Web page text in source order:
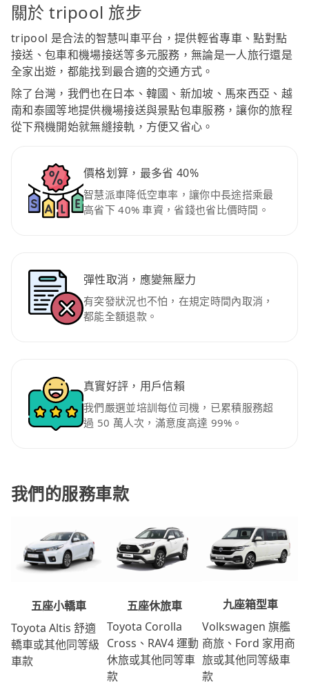
關於 tripool 旅步
tripool 是合法的智慧叫車平台，提供輕省專車、點對點
接送、包車和機場接送等多元服務，無論是一人旅行還是
全家出遊，都能找到最合適的交通方式。
除了台灣，我們也在日本、韓國、新加坡、馬來西亞、越
南和泰國等地提供機場接送與景點包車服務，讓你的旅程
從下飛機開始就無縫接軌，方便又省心。
價格划算，最多省 40%
智慧派車降低空車率，讓你中長途搭乘最
高省下 40% 車資，省錢也省比價時間。
彈性取消，應變無壓力
有突發狀況也不怕，在規定時間內取消，
都能全額退款。
真實好評，用戶信賴
我們嚴選並培訓每位司機，已累積服務超
過 50 萬人次，滿意度高達 99%。
我們的服務車款
五座小轎車
Toyota Altis 舒適
轎車或其他同等級
車款
五座休旅車
Toyota Corolla
Cross、RAV4 運動
休旅或其他同等車
款
九座箱型車
Volkswagen 旗艦
商旅、Ford 家用商
旅或其他同等級車
款